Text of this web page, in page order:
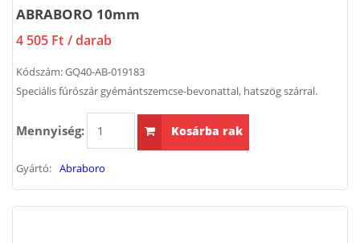
ABRABORO 10mm
4 505 Ft / darab
Kódszám:GQ40-AB-019183
Speciális fúrószár gyémántszemcse-bevonattal, hatszög szárral.
Mennyiség: Kosárba rak
Gyártó: Abraboro